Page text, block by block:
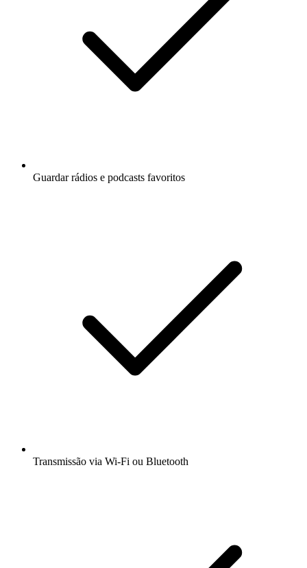
Guardar rádios e podcasts favoritos
Transmissão via Wi-Fi ou Bluetooth